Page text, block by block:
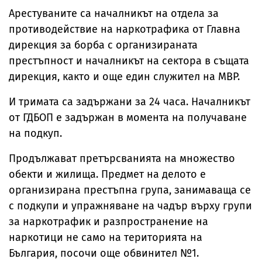
Арестуваните са началникът на отдела за
противодействие на наркотрафика от Главна
дирекция за борба с организираната
престъпност и началникът на сектора в същата
дирекция, както и още един служител на МВР.
И тримата са задържани за 24 часа. Началникът
от ГДБОП е задържан в момента на получаване
на подкуп.
Продължават претърсванията на множество
обекти и жилища. Предмет на делото е
организирана престъпна група, занимаваща се
с подкупи и упражняване на чадър върху групи
за наркотрафик и разпространение на
наркотици не само на територията на
България, посочи още обвинител №1.